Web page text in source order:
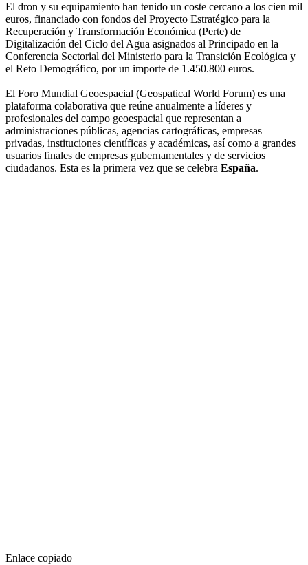
El dron y su equipamiento han tenido un coste cercano a los cien mil
euros, financiado con fondos del Proyecto Estratégico para la
Recuperación y Transformación Económica (Perte) de
Digitalización del Ciclo del Agua asignados al Principado en la
Conferencia Sectorial del Ministerio para la Transición Ecológica y
el Reto Demográfico, por un importe de 1.450.800 euros.
El Foro Mundial Geoespacial (Geospatical World Forum) es una
plataforma colaborativa que reúne anualmente a líderes y
profesionales del campo geoespacial que representan a
administraciones públicas, agencias cartográficas, empresas
privadas, instituciones científicas y académicas, así como a grandes
usuarios finales de empresas gubernamentales y de servicios
ciudadanos. Esta es la primera vez que se celebra España.
Enlace copiado